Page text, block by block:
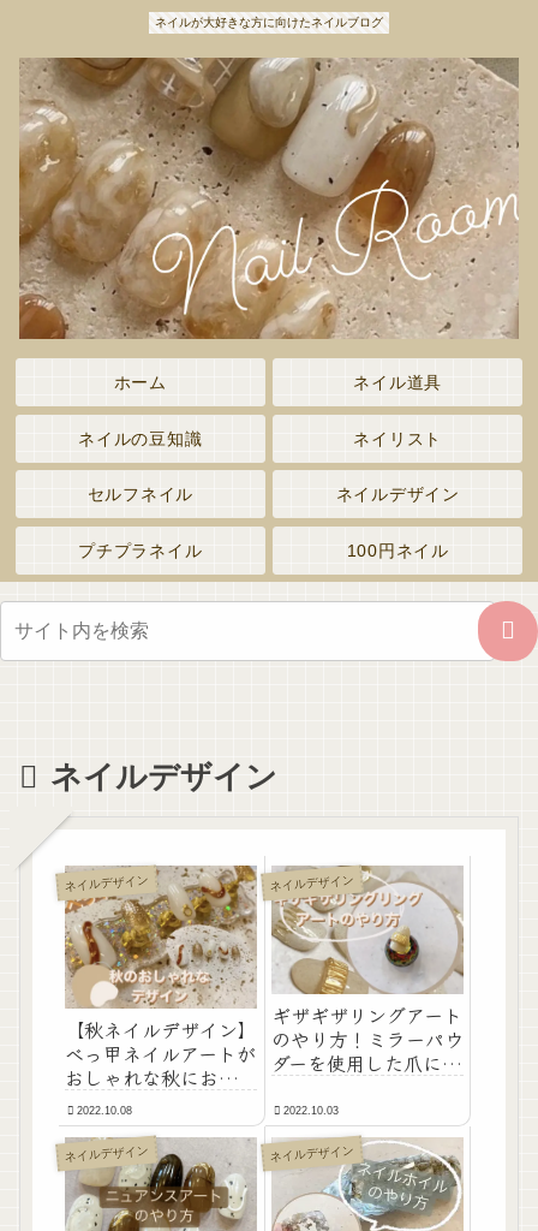
ネイルが大好きな方に向けたネイルブログ
ホーム ネイル道具
ネイルの豆知識 ネイリスト
セルフネイル ネイルデザイン
プチプラネイル 100円ネイル
ネイルデザイン
ネイルデザイン
【秋ネイルデザイン】
べっ甲ネイルアートが
おしゃれな秋におすす
めの大人可愛いネイル
デザインのやり方！
2022.10.08
ネイルデザイン
ギザギザリングアート
のやり方！ミラーパウ
ダーを使用した爪に指
セサリーネイルデザイ
ン！
2022.10.03
ネイルデザイン ネイルデザイン